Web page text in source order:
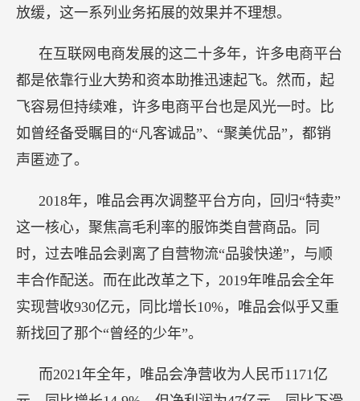
放缓，这一系列业务拓展的效果并不理想。
在互联网电商发展的这二十多年，许多电商平台
都是依靠行业大势和资本助推迅速起飞。然而，起
飞容易但持续难，许多电商平台也是风光一时。比
如曾经备受瞩目的“凡客诚品”、“聚美优品”，都销
声匿迹了。
2018年，唯品会再次调整平台方向，回归“特卖”
这一核心，聚焦高毛利率的服饰类自营商品。同
时，过去唯品会剥离了自营物流“品骏快递”，与顺
丰合作配送。而在此改革之下，2019年唯品会全年
实现营收930亿元，同比增长10%，唯品会似乎又重
新找回了那个“曾经的少年”。
而2021年全年，唯品会净营收为人民币1171亿